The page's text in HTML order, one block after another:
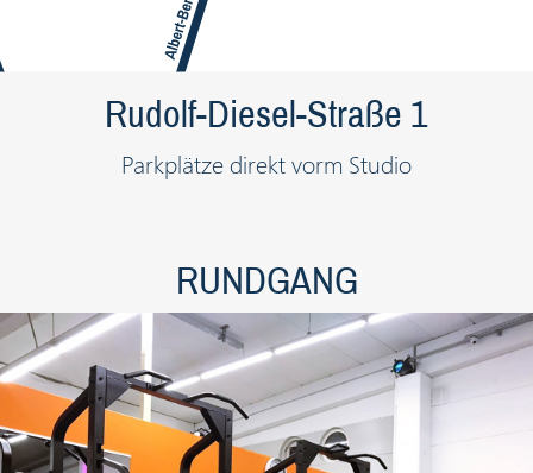
Rudolf-Diesel-Straße 1
Parkplätze direkt vorm Studio
RUNDGANG